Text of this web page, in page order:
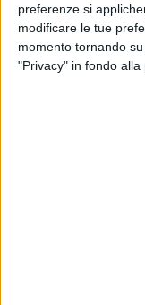
preferenze si
modificare le tue
momento tornando
"Privacy" in fondo alla
La celebrazione si
sagrato della
offrendo così a tutti